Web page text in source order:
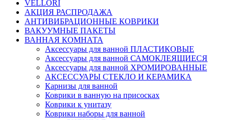
VELLORI
АКЦИЯ РАСПРОДАЖА
АНТИВИБРАЦИОННЫЕ КОВРИКИ
ВАКУУМНЫЕ ПАКЕТЫ
ВАННАЯ КОМНАТА
Аксессуары для ванной ПЛАСТИКОВЫЕ
Аксессуары для ванной САМОКЛЕЯЩИЕСЯ
Аксессуары для ванной ХРОМИРОВАННЫЕ
АКСЕССУАРЫ СТЕКЛО И КЕРАМИКА
Карнизы для ванной
Коврики в ванную на присосках
Коврики к унитазу
Коврики наборы для ванной